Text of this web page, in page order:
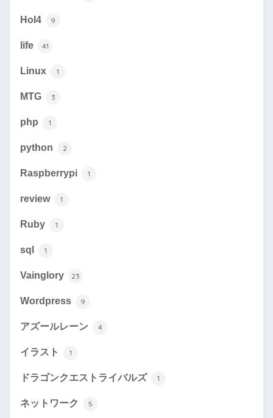
HoI4 9
life 41
Linux 1
MTG 3
php 1
python 2
Raspberrypi 1
review 1
Ruby 1
sql 1
Vainglory 23
Wordpress 9
アズールレーン 4
イラスト 1
ドラゴンクエストライバルズ 1
ネットワーク 5